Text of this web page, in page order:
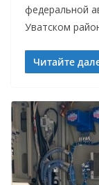
федеральной
Уватском
Читайте